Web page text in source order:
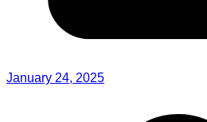
January 24, 2025